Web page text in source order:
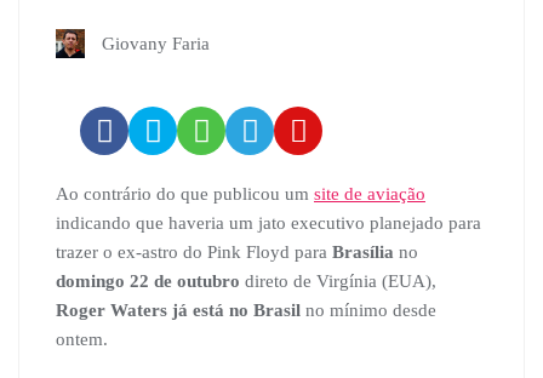
Giovany Faria
Ao contrário do que publicou um site de aviação
indicando que haveria um jato executivo planejado para
trazer o ex-astro do Pink Floyd para Brasília no
domingo 22 de outubro direto de Virgínia (EUA),
Roger Waters já está no Brasil no mínimo desde
ontem.